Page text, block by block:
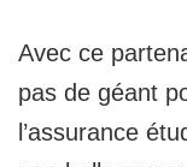
Avec ce
pas de géant
l’assurance